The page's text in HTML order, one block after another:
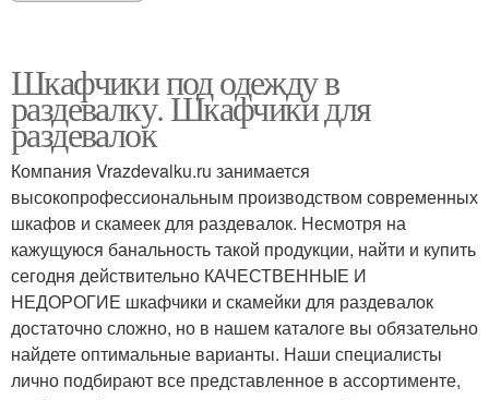
Шкафчики под одежду в
раздевалку. Шкафчики для
раздевалок
Компания Vrazdevalku.ru занимается
высокопрофессиональным производством современных
шкафов и скамеек для раздевалок. Несмотря на
кажущуюся банальность такой продукции, найти и купить
сегодня действительно КАЧЕСТВЕННЫЕ И
НЕДОРОГИЕ шкафчики и скамейки для раздевалок
достаточно сложно, но в нашем каталоге вы обязательно
найдете оптимальные варианты. Наши специалисты
лично подбирают все представленное в ассортименте,